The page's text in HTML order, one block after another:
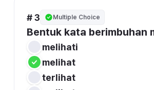
# 3 Multiple Choice
Bentuk kata berimbuhan
melihati
melihat
terlihat